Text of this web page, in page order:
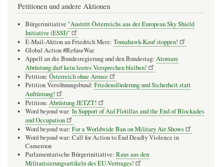
Petitionen und andere Aktionen
Bürgerinitiative "Austritt Österreichs aus der European Sky Shield
Initiative (ESSI)"
E-Mail-Aktion an Friedrich Merz: Tomahawk-Kauf stoppen!
Global Action #RefuseWar
Appell an die Bundesregierung und den Bundestag: Atomare
Abrüstung darf kein leeres Versprechen bleiben!
Petition: Österreich ohne Armee
Petition Versöhnungsbund: Friedensförderung und Sicherheit statt
Aufrüstung!
Petition: Abrüstung JETZT!
Word beyond war: In Support of Aid Flotillas and the End of Blockades
and Occupation
Word beyond war: For a Worldwide Ban on Military Air Shows
Word beyond war: Call for Action to End Deadly Violence in
Cameroon
Parlamentarische Bürgerinitiative: Raus aus den
Militarisierungsartikeln des EU-Vertrages!